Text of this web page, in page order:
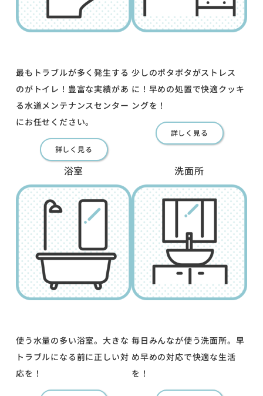
最もトラブルが多く発生する
のがトイレ！豊富な実績があ
る水道メンテナンスセンター
にお任せください。
詳しく見る
少しのポタポタがストレス
に！早めの処置で快適クッキ
ングを！
詳しく見る
浴室
使う水量の多い浴室。大きな
トラブルになる前に正しい対
応を！
洗面所
毎日みんなが使う洗面所。早
め早めの対応で快適な生活
を！